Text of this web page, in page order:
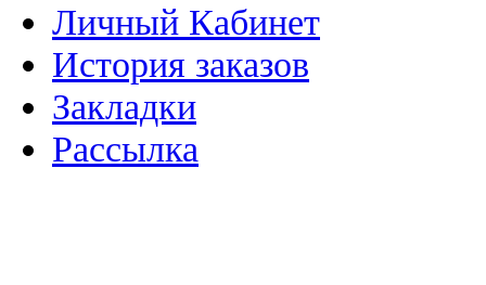
Личный Кабинет
История заказов
Закладки
Рассылка